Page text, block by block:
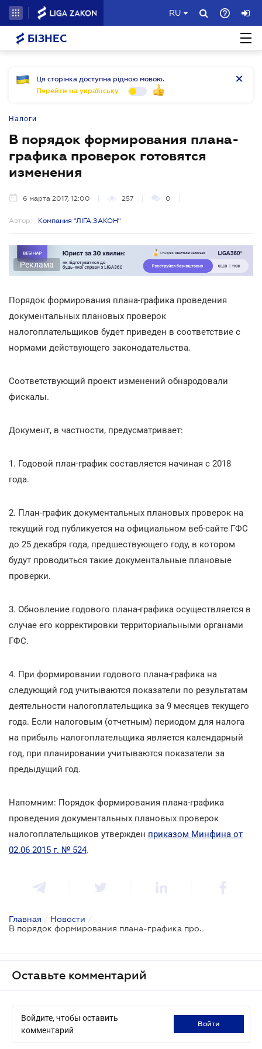
RU
БІЗНЕС
Ця сторінка доступна рідною мовою.
Перейти на українську
Налоги
В порядок формирования плана-
графика проверок готовятся
изменения
6 марта 2017, 12:00 257 0
Автор: Компания "ЛІГА:ЗАКОН"
Реклама
Порядок формирования плана-графика проведения
документальных плановых проверок
налогоплательщиков будет приведен в соответствие с
нормами действующего законодательства.
Соответствующий проект изменений обнародовали
фискалы.
Документ, в частности, предусматривает:
1. Годовой план-график составляется начиная с 2018
года.
2. План-график документальных плановых проверок на
текущий год публикуется на официальном веб-сайте ГФС
до 25 декабря года, предшествующего году, в котором
будут проводиться такие документальные плановые
проверки.
3. Обновление годового плана-графика осуществляется в
случае его корректировки территориальными органами
ГФС.
4. При формировании годового плана-графика на
следующий год учитываются показатели по результатам
деятельности налогоплательщика за 9 месяцев текущего
года. Если налоговым (отчетным) периодом для налога
на прибыль налогоплательщика является календарный
год, при планировании учитываются показатели за
предыдущий год.
Напомним: Порядок формирования плана-графика
проведения документальных плановых проверок
налогоплательщиков утвержден приказом Минфина от
02.06 2015 г. № 524.
Главная / Новости /
В порядок формирования плана-графика проверок готовятся изменения
Оставьте комментарий
Войдите, чтобы оставить
комментарий
войти